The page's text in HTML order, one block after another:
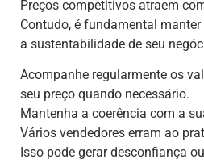
Preços competitivos atraem
Contudo, é fundamental
a sustentabilidade de seu
Acompanhe regularmente os
seu preço quando necessário.
Mantenha a coerência com a
Vários vendedores erram ao
Isso pode gerar desconfiança